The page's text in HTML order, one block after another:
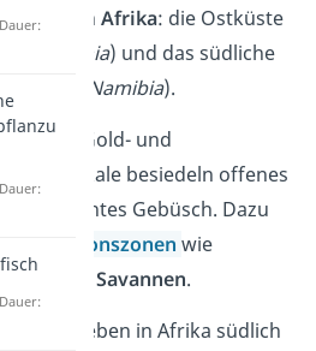
inAfrika: die Ostküste
Tansania) und das südliche
Namibia).
Arten Gold- und
besiedeln offenes
ohne dichtes Gebüsch. Dazu
Vegetationszonenwie
oderSavannen.
leben in Afrika südlich